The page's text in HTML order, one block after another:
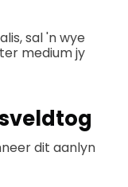
sal 'n wye
medium jy
dit aanlyn